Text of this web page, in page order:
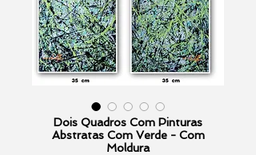
Dois Quadros Com Pinturas
Abstratas Com Verde - Com
Moldura